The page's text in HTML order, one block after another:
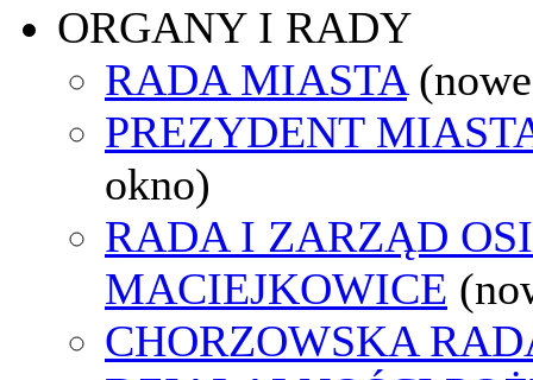
ORGANY I RADY
RADA MIASTA
PREZYDENT
okno)
RADA I ZARZĄD
MACIEJKOWICE
CHORZOWSKA